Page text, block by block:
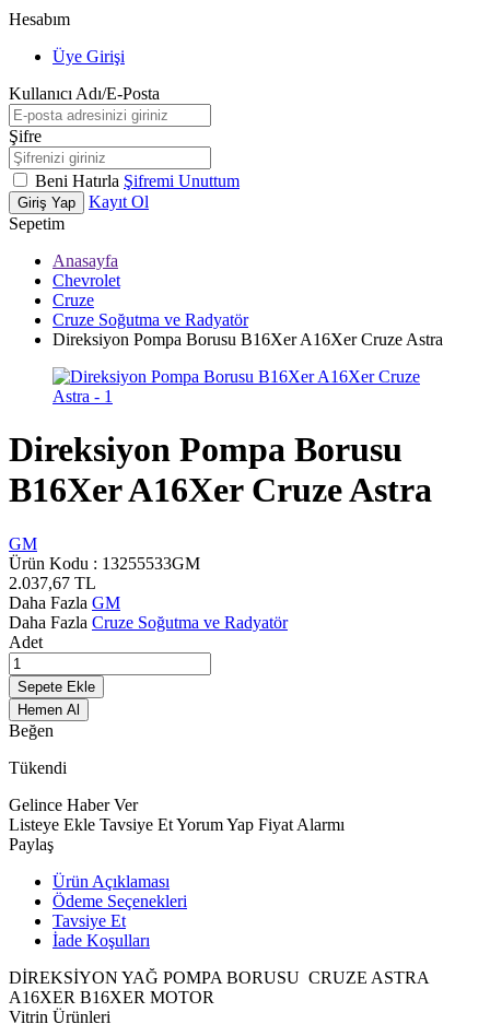
Hesabım
Üye Girişi
Kullanıcı Adı/E-Posta
Şifre
Beni Hatırla Şifremi Unuttum
Giriş Yap
Kayıt Ol
Sepetim
Anasayfa
Chevrolet
Cruze
Cruze Soğutma ve Radyatör
Direksiyon Pompa Borusu B16Xer A16Xer Cruze Astra
Direksiyon Pompa Borusu
B16Xer A16Xer Cruze Astra
GM
Ürün Kodu : 13255533GM
2.037,67 TL
Daha Fazla GM
Daha Fazla Cruze Soğutma ve Radyatör
Adet
Sepete Ekle
Hemen Al
Beğen
Tükendi
Gelince Haber Ver
Listeye Ekle Tavsiye EtYorum Yap Fiyat Alarmı
Paylaş
Ürün Açıklaması
Ödeme Seçenekleri
Tavsiye Et
İade Koşulları
DİREKSİYON YAĞ POMPA BORUSU CRUZE ASTRA
A16XER B16XER MOTOR
Vitrin Ürünleri